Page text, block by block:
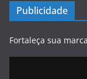
Publicidade
Fortaleça sua